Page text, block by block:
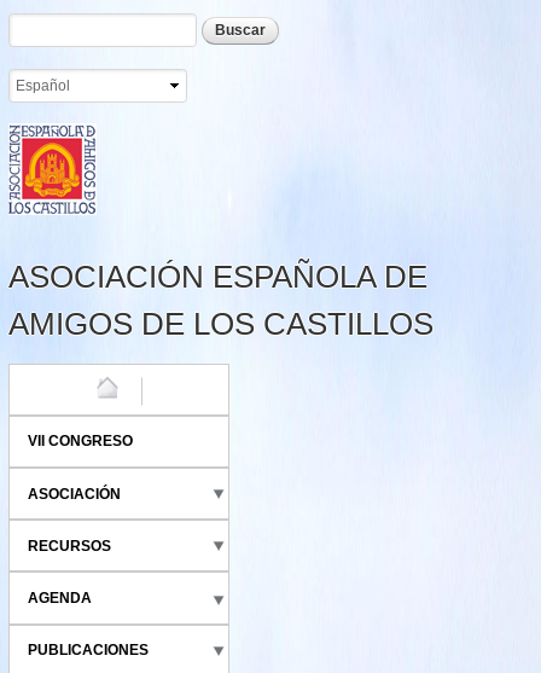
Pasar al
contenido
Formulario de búsqueda
Buscar
ASOCIACIÓN ESPAÑOLA DE
AMIGOS DE LOS CASTILLOS
VII CONGRESO
ASOCIACIÓN
RECURSOS
AGENDA
PUBLICACIONES